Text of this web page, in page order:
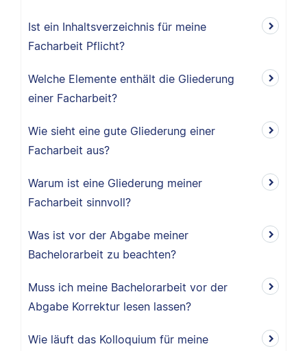
Ist ein Inhaltsverzeichnis für meine
Facharbeit Pflicht?
Welche Elemente enthält die Gliederung
einer Facharbeit?
Wie sieht eine gute Gliederung einer
Facharbeit aus?
Warum ist eine Gliederung meiner
Facharbeit sinnvoll?
Was ist vor der Abgabe meiner
Bachelorarbeit zu beachten?
Muss ich meine Bachelorarbeit vor der
Abgabe Korrektur lesen lassen?
Wie läuft das Kolloquium für meine